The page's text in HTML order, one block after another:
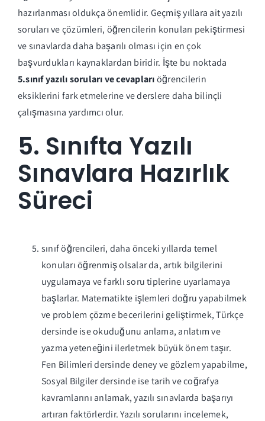
hazırlanması oldukça önemlidir. Geçmiş yıllara ait yazılı
soruları ve çözümleri, öğrencilerin konuları pekiştirmesi
ve sınavlarda daha başarılı olması için en çok
başvurdukları kaynaklardan biridir. İşte bu noktada
5.sınıf yazılı soruları ve cevaplarıöğrencilerin
eksiklerini fark etmelerine ve derslere daha bilinçli
çalışmasına yardımcı olur.
5. Sınıfta Yazılı
Sınavlara Hazırlık
Süreci
sınıf öğrencileri, daha önceki yıllarda temel
konuları öğrenmiş olsalar da, artık bilgilerini
uygulamaya ve farklı soru tiplerine uyarlamaya
başlarlar. Matematikte işlemleri doğru yapabilmek
ve problem çözme becerilerini geliştirmek, Türkçe
dersinde ise okuduğunu anlama, anlatım ve
yazma yeteneğini ilerletmek büyük önem taşır.
Fen Bilimleri dersinde deney ve gözlem yapabilme,
Sosyal Bilgiler dersinde ise tarih ve coğrafya
kavramlarını anlamak, yazılı sınavlarda başarıyı
artıran faktörlerdir. Yazılı sorularını incelemek,